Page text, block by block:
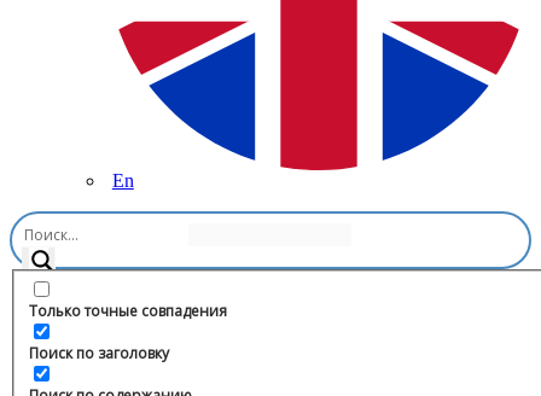
En
Только точные совпадения
Поиск по заголовку
Главная
образований Белгородской области»